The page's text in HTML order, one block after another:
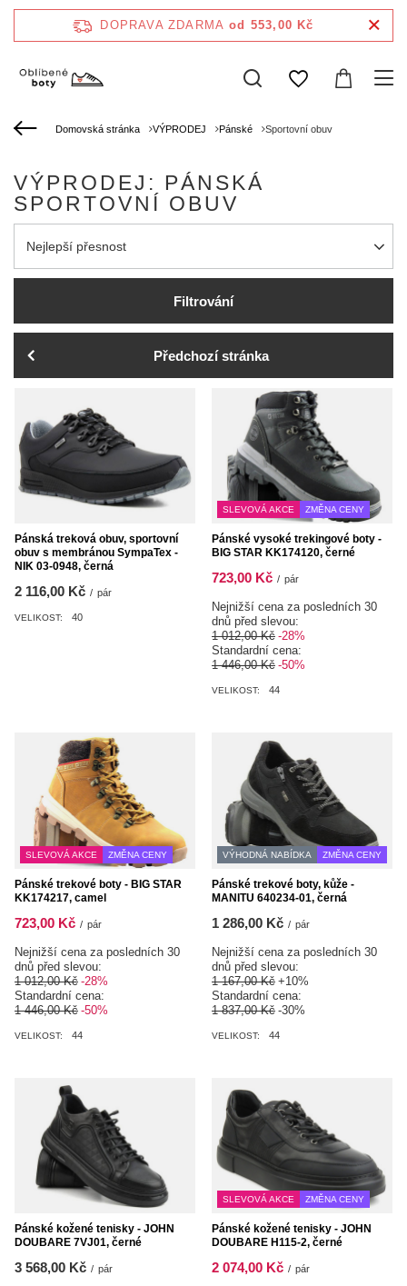
DOPRAVA ZDARMA od 553,00 Kč
Domovská stránka VÝPRODEJ Pánské Sportovní obuv
VÝPRODEJ: PÁNSKÁ
SPORTOVNÍ OBUV
Zmień sortowanie
Nejlepší přesnost
Filtrování
Předchozí stránka
Pánská treková obuv, sportovní
obuv s membránou SympaTex -
NIK 03-0948, černá
2 116,00 Kč / pár
VELIKOST: 40
SLEVOVÁ AKCE ZMĚNA CENY
Pánské vysoké trekingové boty -
BIG STAR KK174120, černé
723,00 Kč / pár
Nejnižší cena za posledních 30
dnů před slevou:
1 012,00 Kč -28%
Standardní cena:
1 446,00 Kč -50%
VELIKOST: 44
SLEVOVÁ AKCE ZMĚNA CENY
Pánské trekové boty - BIG STAR
KK174217, camel
723,00 Kč / pár
Nejnižší cena za posledních 30
dnů před slevou:
1 012,00 Kč -28%
Standardní cena:
1 446,00 Kč -50%
VELIKOST: 44
VÝHODNÁ NABÍDKA ZMĚNA CENY
Pánské trekové boty, kůže -
MANITU 640234-01, černá
1 286,00 Kč / pár
Nejnižší cena za posledních 30
dnů před slevou:
1 167,00 Kč +10%
Standardní cena:
1 837,00 Kč -30%
VELIKOST: 44
Pánské kožené tenisky - JOHN
DOUBARE 7VJ01, černé
3 568,00 Kč / pár
SLEVOVÁ AKCE ZMĚNA CENY
Pánské kožené tenisky - JOHN
DOUBARE H115-2, černé
2 074,00 Kč / pár